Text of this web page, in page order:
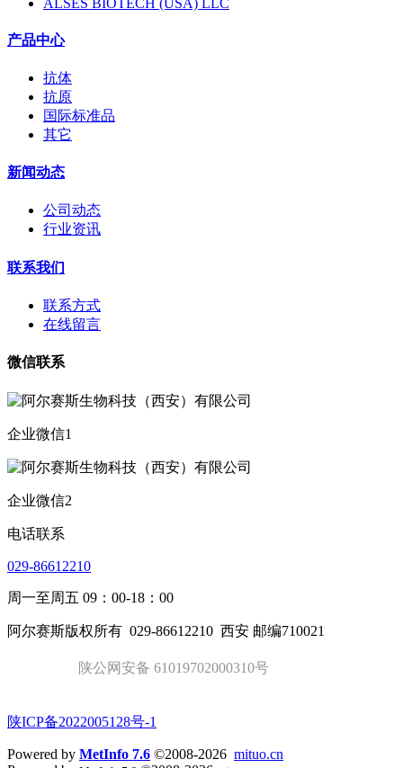
ALSES BIOTECH (USA) LLC
产品中心
抗体
抗原
国际标准品
其它
新闻动态
公司动态
行业资讯
联系我们
联系方式
在线留言
微信联系
企业微信1
企业微信2
电话联系
029-86612210
周一至周五 09：00-18：00
阿尔赛斯版权所有 029-86612210 西安 邮编710021
陕公网安备 61019702000310号
陕ICP备2022005128号-1
Powered by MetInfo 7.6 ©2008-2026 mituo.cn